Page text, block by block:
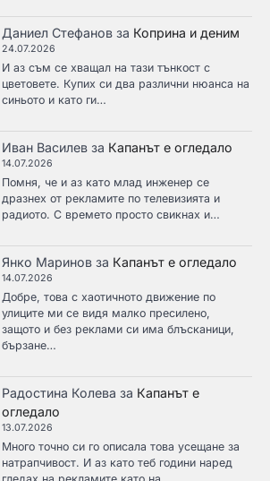
Даниел Стефанов за Коприна и деним
24.07.2026
И аз съм се хващал на тази тънкост с
цветовете. Купих си два различни нюанса на
синьото и като ги…
Иван Василев за Капанът е огледало
14.07.2026
Помня, че и аз като млад инженер се
дразнех от рекламите по телевизията и
радиото. С времето просто свикнах и…
Янко Маринов за Капанът е огледало
14.07.2026
Добре, това с хаотичното движение по
улиците ми се видя малко пресилено,
защото и без реклами си има блъсканици,
бързане…
Радостина Колева за Капанът е
огледало
13.07.2026
Много точно си го описала това усещане за
натрапчивост. И аз като теб години наред